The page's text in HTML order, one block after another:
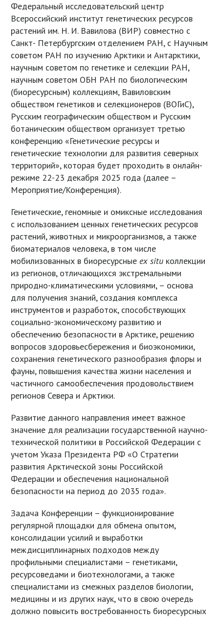
Федеральный исследовательский центр
Всероссийский институт генетических ресурсов
растений им. Н. И. Вавилова (ВИР) совместно с
Санкт- Петербургским отделением РАН, с Научным
советом РАН по изучению Арктики и Антарктики,
научным советом по генетике и селекции РАН,
научным советом ОБН РАН по биологическим
(биоресурсным) коллекциям, Вавиловским
обществом генетиков и селекционеров (ВОГиС),
Русским географическим обществом и Русским
ботаническим обществом организует третью
конференцию «Генетические ресурсы и
генетические технологии для развития северных
территорий», которая будет проходить в онлайн-
режиме 22-23 декабря 2025 года (далее –
Мероприятие/Конференция).
Генетические, геномные и омиксные исследования
с использованием ценных генетических ресурсов
растений, животных и микроорганизмов, а также
биоматериалов человека, в том числе
мобилизованных в биоресурсные ex situ коллекции
из регионов, отличающихся экстремальными
природно-климатическими условиями, – основа
для получения знаний, создания комплекса
инструментов и разработок, способствующих
социально-экономическому развитию и
обеспечению безопасности в Арктике, решению
вопросов здоровьесбережения и биоэкономики,
сохранения генетического разнообразия флоры и
фауны, повышения качества жизни населения и
частичного самообеспечения продовольствием
регионов Севера и Арктики.
Развитие данного направления имеет важное
значение для реализации государственной научно-
технической политики в Российской Федерации с
учетом Указа Президента РФ «О Стратегии
развития Арктической зоны Российской
Федерации и обеспечения национальной
безопасности на период до 2035 года».
Задача Конференции – функционирование
регулярной площадки для обмена опытом,
консолидации усилий и выработки
междисциплинарных подходов между
профильными специалистами – генетиками,
ресурсоведами и биотехнологами, а также
специалистами из смежных разделов биологии,
медицины и из других наук, что в свою очередь
должно повысить востребованность биоресурсных